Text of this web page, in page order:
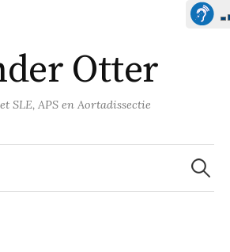
Otter
SLE, APS en Aortadissectie
Zoeken
naar: